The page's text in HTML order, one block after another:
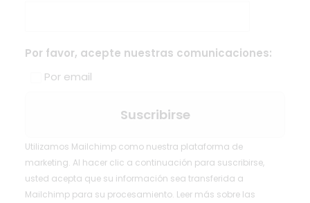
Por favor, acepte nuestras comunicaciones:
Por email
Utilizamos Mailchimp como nuestra plataforma de
marketing. Al hacer clic a continuación para suscribirse,
usted acepta que su información sea transferida a
Mailchimp para su procesamiento. Leer más sobre las